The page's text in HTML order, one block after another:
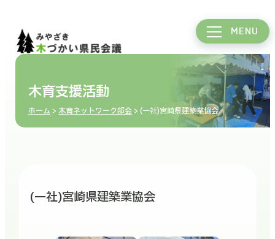
MENU
木育支援活動
ホーム > 木育ネットワーク部会 > (一社)宮崎県建築業協会
(一社)宮崎県建築業協会